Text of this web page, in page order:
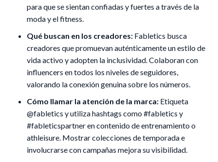
para que se sientan confiadas y fuertes a través de la
moda y el fitness.
Qué buscan en los creadores: Fabletics busca
creadores que promuevan auténticamente un estilo de
vida activo y adopten la inclusividad. Colaboran con
influencers en todos los niveles de seguidores,
valorando la conexión genuina sobre los números.
Cómo llamar la atención de la marca: Etiqueta
@fabletics y utiliza hashtags como #fabletics y
#fableticspartner en contenido de entrenamiento o
athleisure. Mostrar colecciones de temporada e
involucrarse con campañas mejora su visibilidad.